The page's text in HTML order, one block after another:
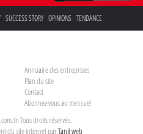
SUCCESS STORY OPINIONS TENDANCE
Annuaire des entreprises
Plan du site
Contact
Abonnez-vous au mensuel
Tous droits réservés.
du site internet parTanit web